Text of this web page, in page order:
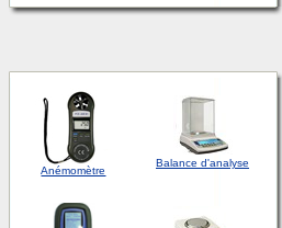
Anémomètre
Balance d'analyse